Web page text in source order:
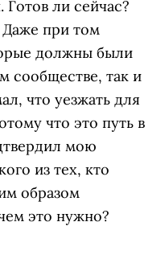
ли сейчас?
Даже при том
должны были
сообществе, так и
что уезжать для
что это путь в
мою
из тех, кто
образом
это нужно?